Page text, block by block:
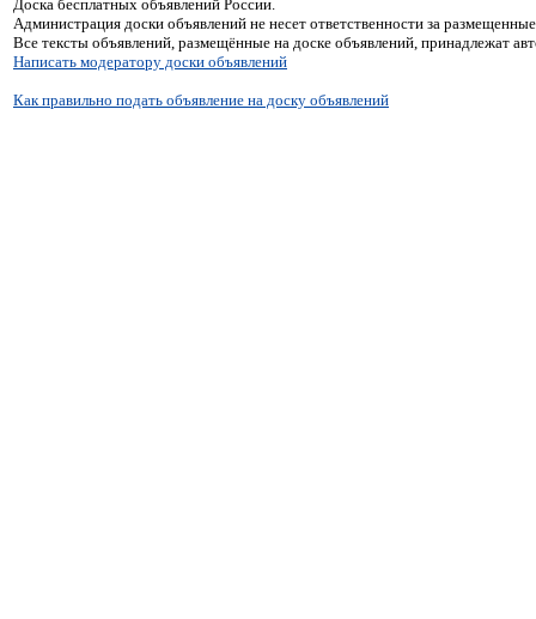
Доска бесплатных объявлений России.
Администрация доски объявлений не несет ответственности за
Все тексты объявлений, размещённые на доске объявлений, принадлежат
Написать модератору доски объявлений
Как правильно подать объявление на доску объявлений